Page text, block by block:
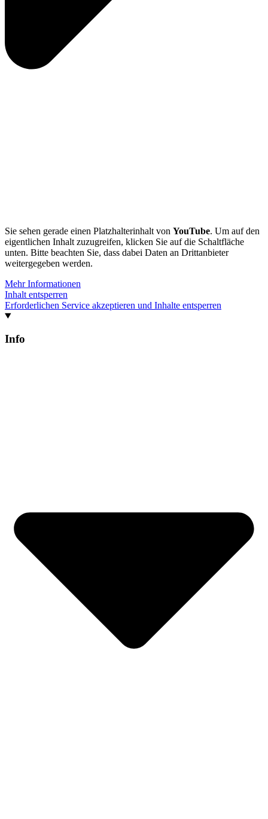
Sie sehen gerade einen Platzhalterinhalt von YouTube. Um auf den
eigentlichen Inhalt zuzugreifen, klicken Sie auf die Schaltfläche
unten. Bitte beachten Sie, dass dabei Daten an Drittanbieter
weitergegeben werden.
Mehr Informationen
Inhalt entsperren
Erforderlichen Service akzeptieren und Inhalte entsperren
Info